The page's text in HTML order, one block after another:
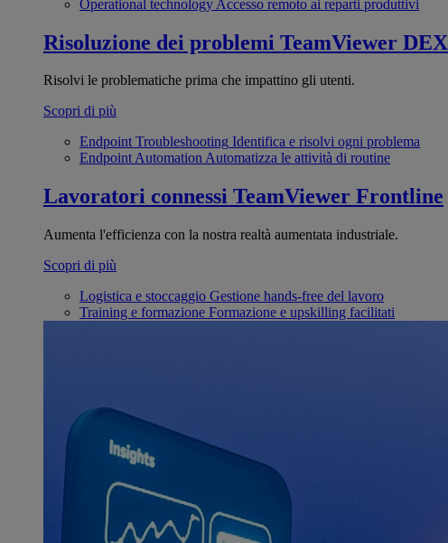
Operational technology Accesso remoto ai reparti produttivi
Risoluzione dei problemi TeamViewer DEX
Risolvi le problematiche prima che impattino gli utenti.
Scopri di più
Endpoint Troubleshooting Identifica e risolvi ogni problema
Endpoint AutomationAutomatizza le attività di routine
Lavoratori connessi TeamViewer Frontline
Aumenta l'efficienza con la nostra realtà aumentata industriale.
Scopri di più
Logistica e stoccaggio Gestione hands-free del lavoro
Training e formazione Formazione e upskilling facilitati